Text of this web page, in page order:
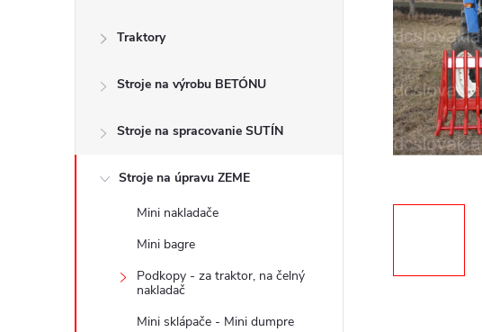
p
Traktory
Stroje na výrobu BETÓNU
Stroje na spracovanie SUTÍN
Stroje na úpravu ZEME
Mini nakladače
Mini bagre
Podkopy - za traktor, na čelný
nakladač
Mini sklápače - Mini dumpre